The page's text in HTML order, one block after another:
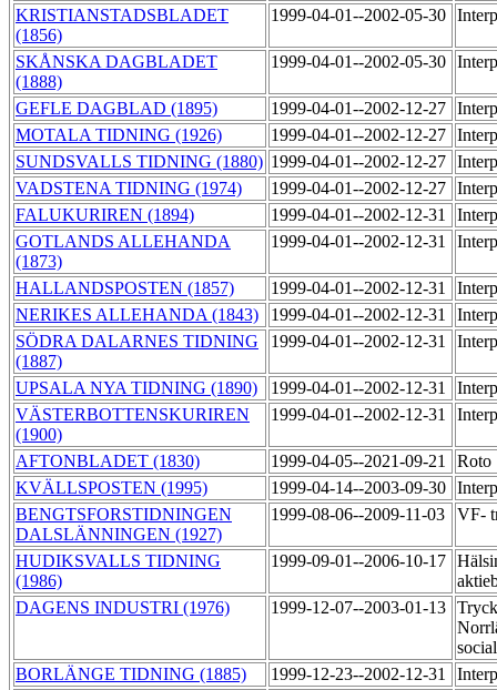
KRISTIANSTADSBLADET
(1856)
1999-04-01--2002-05-30
SKÅNSKA DAGBLADET
(1888)
1999-04-01--2002-05-30
GEFLE DAGBLAD (1895) 1999-04-01--2002-12-27
MOTALA TIDNING (1926)
1999-04-01--2002-12-27
SUNDSVALLS TIDNING (1880) 1999-04-01--2002-12-27
VADSTENA TIDNING (1974)
1999-04-01--2002-12-27
FALUKURIREN (1894)
1999-04-01--2002-12-31
GOTLANDS ALLEHANDA
(1873)
1999-04-01--2002-12-31
HALLANDSPOSTEN (1857) 1999-04-01--2002-12-31
NERIKES ALLEHANDA (1843)
1999-04-01--2002-12-31
SÖDRA DALARNES TIDNING
(1887)
1999-04-01--2002-12-31
UPSALA NYA TIDNING (1890) 1999-04-01--2002-12-31
VÄSTERBOTTENSKURIREN
(1900)
1999-04-01--2002-12-31
AFTONBLADET (1830) 1999-04-05--2021-09-21
Roto
KVÄLLSPOSTEN (1995)
1999-04-14--2003-09-30
BENGTSFORSTIDNINGEN
DALSLÄNNINGEN (1927)
1999-08-06--2009-11-03 VF-
HUDIKSVALLS TIDNING
(1986)
1999-09-01--2006-10-17
DAGENS INDUSTRI (1976)
1999-12-07--2003-01-13
BORLÄNGE TIDNING (1885)
1999-12-23--2002-12-31